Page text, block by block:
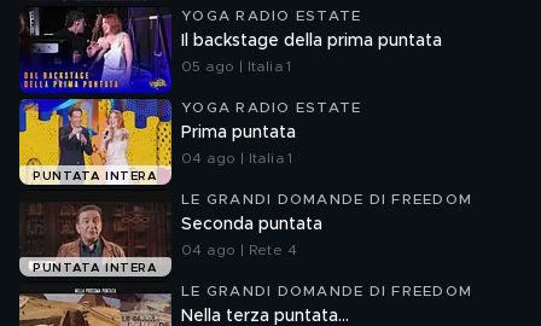
YOGA RADIO ESTATE
Il backstage della prima puntata
05 ago | Italia 1
PUNTATA INTERA
YOGA RADIO ESTATE
Prima puntata
04 ago | Italia 1
PUNTATA INTERA
LE GRANDI DOMANDE DI FREEDOM
Seconda puntata
04 ago | Rete 4
LE GRANDI DOMANDE DI FREEDOM
Nella terza puntata...